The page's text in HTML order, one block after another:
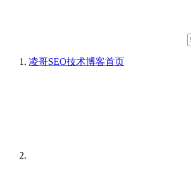
凌哥SEO技术博客首页